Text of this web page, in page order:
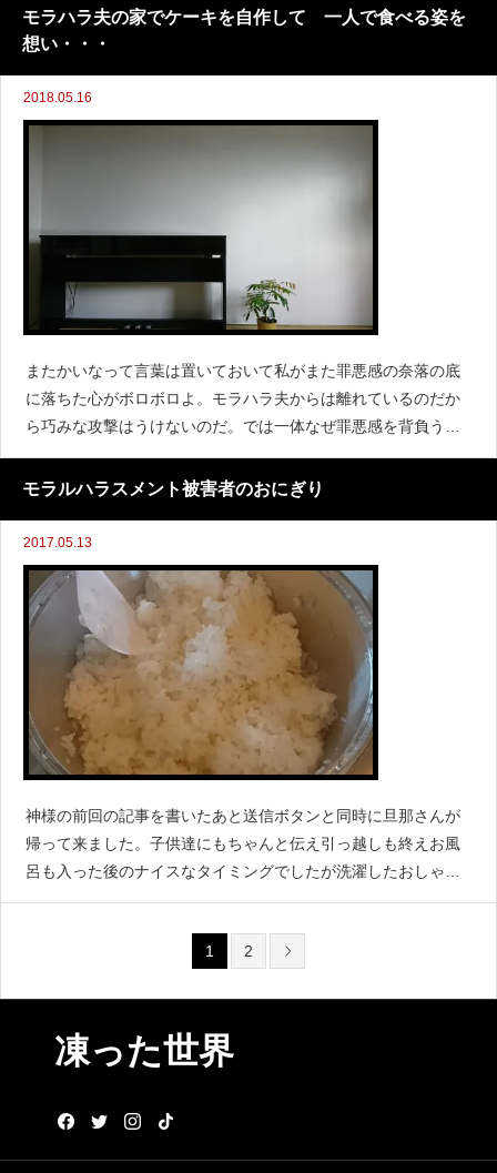
ざが複数箇所見つかり日常的に
モラハラ夫の家でケーキを自作して 一人で食べる姿を
想い・・・
2018.05.16
またかいなって言葉は置いておいて私がまた罪悪感の奈落の底
に落ちた心がボロボロよ。モラハラ夫からは離れているのだか
ら巧みな攻撃はうけないのだ。では一体なぜ罪悪感を背負う羽
目にと言いますと娘の誕生日にねおめでとう&#x2755;ラインを
した
モラルハラスメント被害者のおにぎり
2017.05.13
神様の前回の記事を書いたあと送信ボタンと同時に旦那さんが
帰って来ました。子供達にもちゃんと伝え引っ越しも終えお風
呂も入った後のナイスなタイミングでしたが洗濯したおしゃれ
な服を入れたリュックをどこに置いたのかわからず彼の近くを
1
2
凍った世界